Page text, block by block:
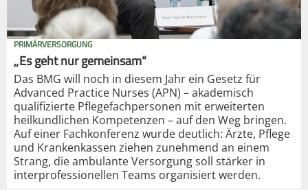
PRIMÄRVERSORGUNG
„Es geht nur gemeinsam“
Das BMG will noch in diesem Jahr ein Gesetz für
Advanced Practice Nurses (APN) – akademisch
qualifizierte Pflegefachpersonen mit erweiterten
heilkundlichen Kompetenzen – auf den Weg bringen.
Auf einer Fachkonferenz wurde deutlich: Ärzte, Pflege
und Krankenkassen ziehen zunehmend an einem
Strang, die ambulante Versorgung soll stärker in
interprofessionellen Teams organisiert werden.